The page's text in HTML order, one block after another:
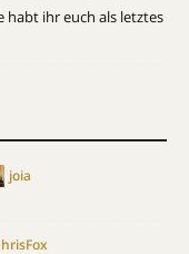
habt ihr euch als letztes
joia